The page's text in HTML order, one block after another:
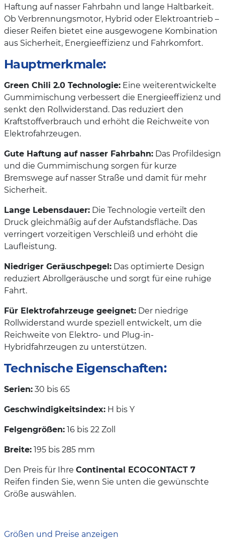
Haftung auf nasser Fahrbahn und lange Haltbarkeit.
Ob Verbrennungsmotor, Hybrid oder Elektroantrieb –
dieser Reifen bietet eine ausgewogene Kombination
aus Sicherheit, Energieeffizienz und Fahrkomfort.
Hauptmerkmale:
Green Chili 2.0 Technologie: Eine weiterentwickelte
Gummimischung verbessert die Energieeffizienz und
senkt den Rollwiderstand. Das reduziert den
Kraftstoffverbrauch und erhöht die Reichweite von
Elektrofahrzeugen.
Gute Haftung auf nasser Fahrbahn: Das Profildesign
und die Gummimischung sorgen für kurze
Bremswege auf nasser Straße und damit für mehr
Sicherheit.
Lange Lebensdauer: Die Technologie verteilt den
Druck gleichmäßig auf der Aufstandsfläche. Das
verringert vorzeitigen Verschleiß und erhöht die
Laufleistung.
Niedriger Geräuschpegel: Das optimierte Design
reduziert Abrollgeräusche und sorgt für eine ruhige
Fahrt.
Für Elektrofahrzeuge geeignet: Der niedrige
Rollwiderstand wurde speziell entwickelt, um die
Reichweite von Elektro- und Plug-in-
Hybridfahrzeugen zu unterstützen.
Technische Eigenschaften:
Serien: 30 bis 65
Geschwindigkeitsindex: H bis Y
Felgengrößen: 16 bis 22 Zoll
Breite: 195 bis 285 mm
Den Preis für Ihre Continental ECOCONTACT 7
Reifen finden Sie, wenn Sie unten die gewünschte
Größe auswählen.
Größen und Preise anzeigen